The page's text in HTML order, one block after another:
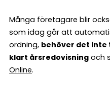
Många företagare blir
som idag går att
ordning, behöver det inte
klart årsredovisning och
Online.